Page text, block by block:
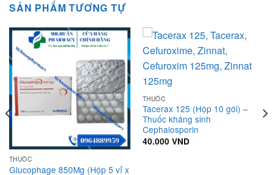
SẢN PHẨM TƯƠNG TỰ
THUỐC
Glucophage 850Mg (Hộp 5 vỉ x
THUỐC
Tacerax 125 (Hộp 10 gói) –
Thuốc kháng sinh
Cephalosporin
40.000 VND